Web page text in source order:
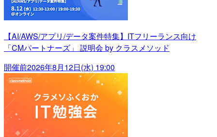
【AI/AWS/アプリ/データ案件特集】ITフリーランス向け
「CMパートナーズ」 説明会 by クラスメソッド
開催前2026年8月12日(水) 19:00